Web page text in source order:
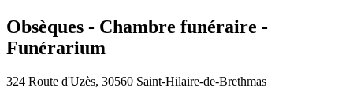
Obsèques - Chambre funéraire -
Funérarium
324 Route d'Uzès, 30560 Saint-Hilaire-de-Brethmas